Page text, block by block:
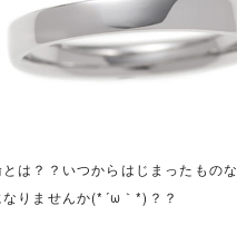
は？？いつからはじまったもの
りませんか(*´ω｀*)？？